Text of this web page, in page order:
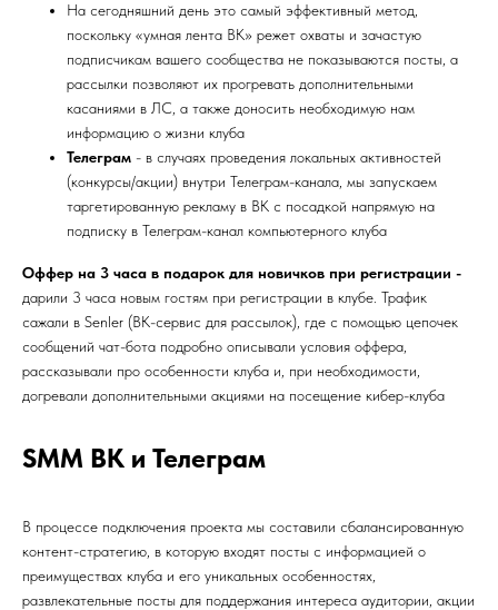
На сегодняшний день это самый эффективный метод,
поскольку «умная лента ВК» режет охваты и зачастую
подписчикам вашего сообщества не показываются посты, а
рассылки позволяют их прогревать дополнительными
касаниями в ЛС, а также доносить необходимую нам
информацию о жизни клуба
Телеграм - в случаях проведения локальных активностей
(конкурсы/акции) внутри Телеграм-канала, мы запускаем
таргетированную рекламу в ВК с посадкой напрямую на
подписку в Телеграм-канал компьютерного клуба
Оффер на 3 часа в подарок для новичков при регистрации -
дарили 3 часа новым гостям при регистрации в клубе. Трафик
сажали в Senler (ВК-сервис для рассылок), где с помощью цепочек
сообщений чат-бота подробно описывали условия оффера,
рассказывали про особенности клуба и, при необходимости,
догревали дополнительными акциями на посещение кибер-клуба
SMM ВК и Телеграм
В процессе подключения проекта мы составили сбалансированную
контент-стратегию, в которую входят посты с информацией о
преимуществах клуба и его уникальных особенностях,
развлекательные посты для поддержания интереса аудитории, акции